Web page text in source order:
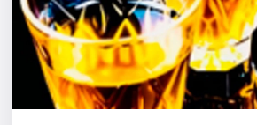
Экскурсии
Спорт
События